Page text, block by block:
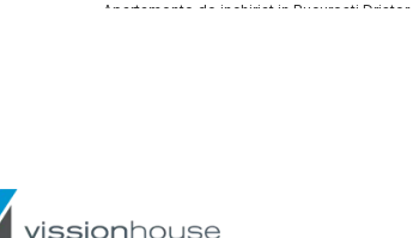
Apartamente de inchiriat in Bucuresti Dristor
Apartamente de inchiriat in Bucuresti Pipera